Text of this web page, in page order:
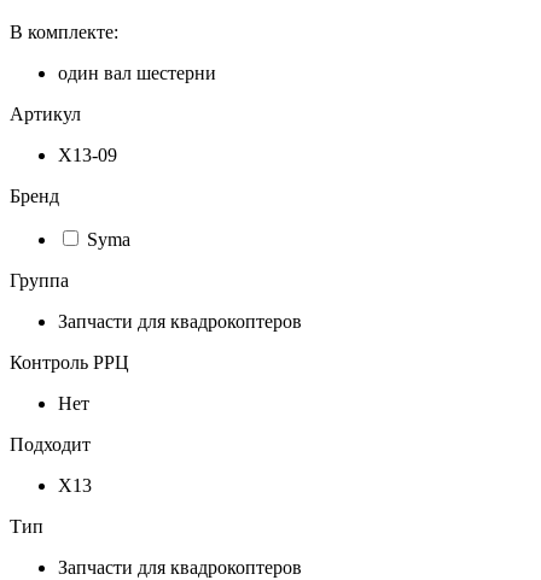
В комплекте:
один вал шестерни
Артикул
X13-09
Бренд
Syma
Группа
Запчасти для квадрокоптеров
Контроль РРЦ
Нет
Подходит
X13
Тип
Запчасти для квадрокоптеров